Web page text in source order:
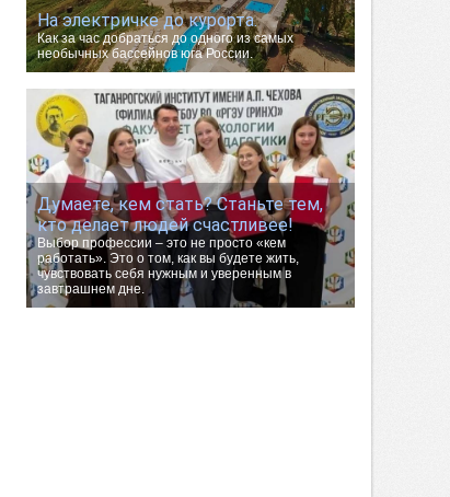
На электричке до курорта.
Как за час добраться до одного из самых
необычных бассейнов юга России.
Думаете, кем стать? Станьте тем,
кто делает людей счастливее!
Выбор профессии – это не просто «кем
работать». Это о том, как вы будете жить,
чувствовать себя нужным и уверенным в
завтрашнем дне.